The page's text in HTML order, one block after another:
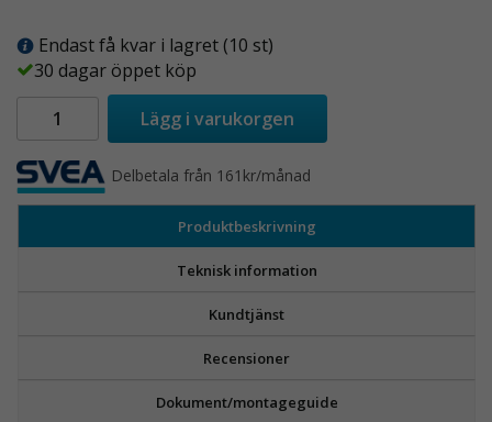
Endast få kvar i lagret (10 st)
30 dagar öppet köp
Lägg i varukorgen
Delbetala från 161kr/månad
Produktbeskrivning
Teknisk information
Kundtjänst
Recensioner
Dokument/montageguide